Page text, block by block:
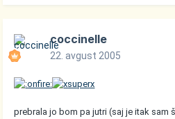
coccinelle
22. avgust 2005
prebrala jo bom pa jutri (saj je itak sam